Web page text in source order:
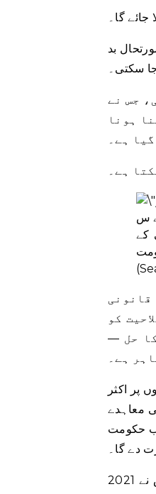
گا۔
بد
جس نے
ہونا
ہے۔
س
کے
کو
حل —
ہے۔
پر اکثر
معاہدے
حکومت
دے گا۔
لیکن ہیٹی میں بہت سے لوگ ہنری کو کور گروپ کی ایک کٹھ پتلی کے طور پر دیکھتے ہیں، جس نے 2021